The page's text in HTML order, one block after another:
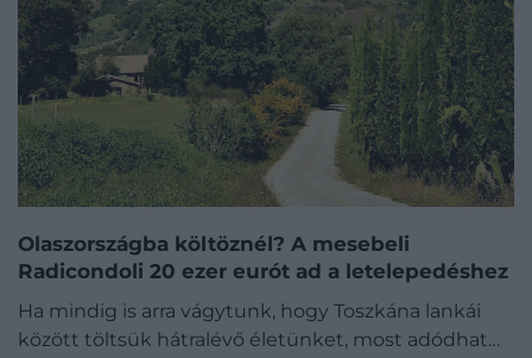
Olaszországba költöznél? A mesebeli
Radicondoli 20 ezer eurót ad a letelepedéshez
Ha mindig is arra vágytunk, hogy Toszkána lankái
között töltsük hátralévő életünket, most adódhat…